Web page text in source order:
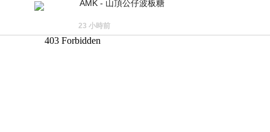
AMK - 山頂公仔波板糖
23 小時前